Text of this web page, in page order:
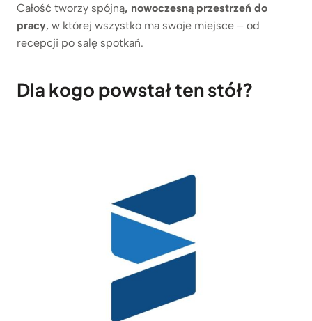
Całość tworzy spójną, nowoczesną przestrzeń do
pracy, w której wszystko ma swoje miejsce – od
recepcji po salę spotkań.
Dla kogo powstał ten stół?